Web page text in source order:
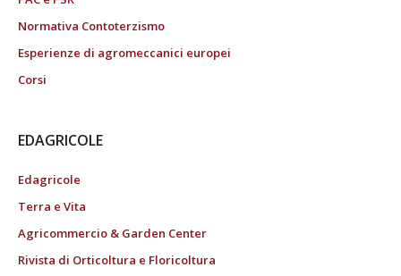
Normativa Contoterzismo
Esperienze di agromeccanici europei
Corsi
EDAGRICOLE
Edagricole
Terra e Vita
Agricommercio & Garden Center
Rivista di Orticoltura e Floricoltura